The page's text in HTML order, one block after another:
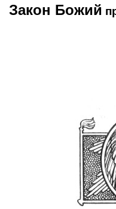
Закон Божий